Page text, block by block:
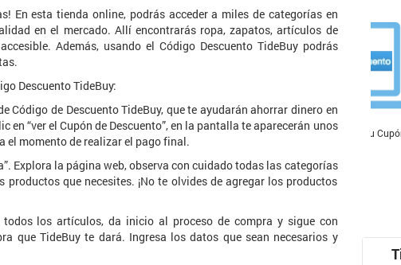
En esta tienda online, podrás acceder a miles de categorías en
en el mercado. Allí encontrarás ropa, zapatos, artículos de
Además, usando el Código Descuento TideBuy podrás
Descuento TideBuy:
Código de Descuento TideBuy, que te ayudarán ahorrar dinero en
en “ver el Cupón de Descuento”, en la pantalla te aparecerán unos
el momento de realizar el pago final.
Explora la página web, observa con cuidado todas las categorías
que necesites. ¡No te olvides de agregar los productos
los artículos, da inicio al proceso de compra y sigue con
que TideBuy te dará. Ingresa los datos que sean necesarios y